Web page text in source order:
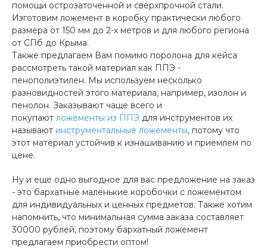
помощи острозаточенной и сверхпрочной стали.
Изготовим ложемент в коробку практически любого
размера от 150 мм до 2-х метров и для любого региона
от СПб до Крыма.
Также предлагаем Вам помимо поролона для кейса
рассмотреть такой материал как ППЭ -
пенополиэтилен. Мы используем несколько
разновидностей этого материала, например, изолон и
пенолон. Заказывают чаще всего и
покупают ложементы из ППЭ для инструментов их
называют инструментальные ложементы, потому что
этот материал устойчив к изнашиванию и приемлем по
цене.
Ну и еще одно выгодное для вас предложение на заказ
- это бархатные маленькие коробочки с ложементом
для индивидуальных и ценных предметов. Также хотим
напомнить, что минимальная сумма заказа составляет
30000 рублей, поэтому бархатный ложемент
предлагаем приобрести оптом!